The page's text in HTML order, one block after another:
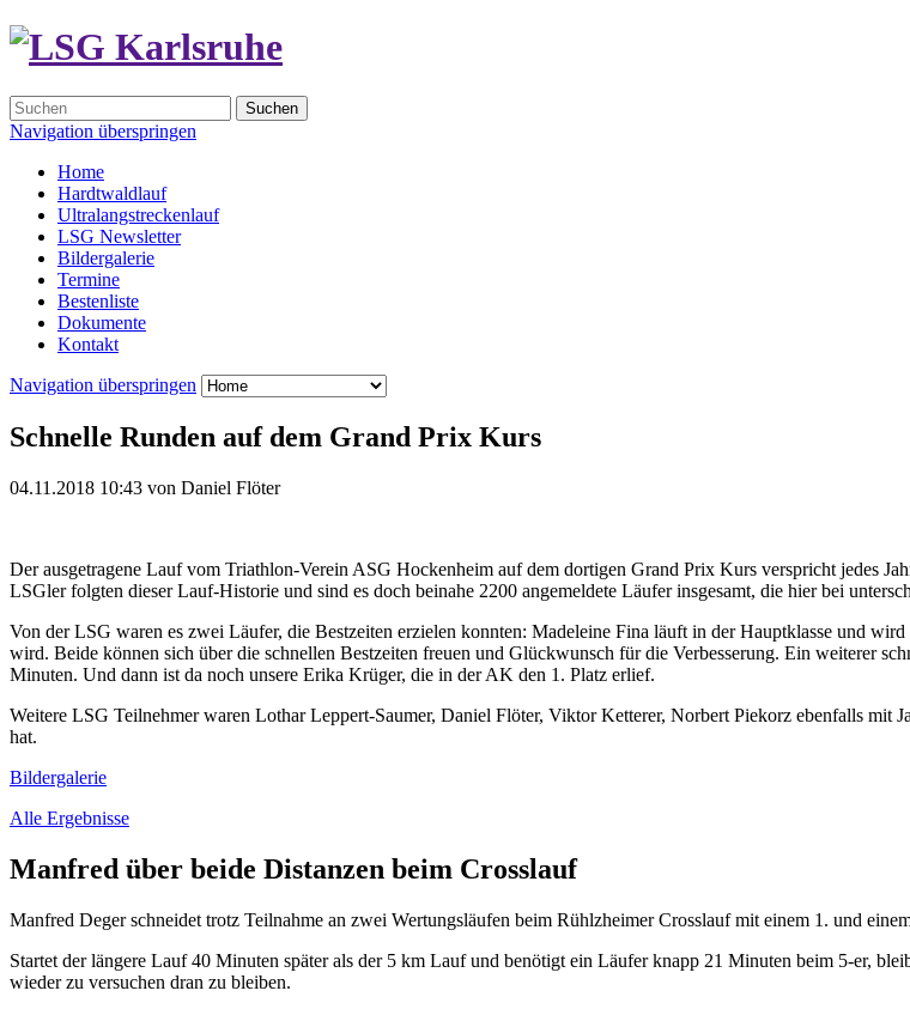
Suchen
Navigation überspringen
Home
Hardtwaldlauf
Ultralangstreckenlauf
LSG Newsletter
Bildergalerie
Termine
Bestenliste
Dokumente
Kontakt
Navigation überspringen
Schnelle Runden auf dem Grand Prix Kurs
04.11.2018 10:43 von Daniel Flöter
Der ausgetragene Lauf vom Triathlon-Verein ASG Hockenheim auf dem dortigen Grand Prix Kurs verspricht jedes
LSGler folgten dieser Lauf-Historie und sind es doch beinahe 2200 angemeldete Läufer insgesamt, die hier bei
Von der LSG waren es zwei Läufer, die Bestzeiten erzielen konnten: Madeleine Fina läuft in der Hauptklasse und
wird. Beide können sich über die schnellen Bestzeiten freuen und Glückwunsch für die Verbesserung. Ein weiterer
Minuten. Und dann ist da noch unsere Erika Krüger, die in der AK den 1. Platz erlief.
Weitere LSG Teilnehmer waren Lothar Leppert-Saumer, Daniel Flöter, Viktor Ketterer, Norbert Piekorz ebenfalls mit
hat.
Bildergalerie
Alle Ergebnisse
Manfred über beide Distanzen beim Crosslauf
Manfred Deger schneidet trotz Teilnahme an zwei Wertungsläufen beim Rühlzheimer Crosslauf mit einem 1. und
Startet der längere Lauf 40 Minuten später als der 5 km Lauf und benötigt ein Läufer knapp 21 Minuten beim 5-er,
wieder zu versuchen dran zu bleiben.